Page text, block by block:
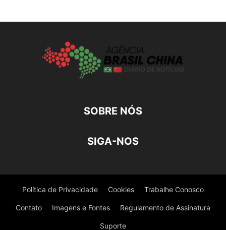
SOBRE NÓS
SIGA-NOS
Política de Privacidade Cookies Trabalhe Conosco
Contato Imagens e Fontes Regulamento de Assinatura
Suporte